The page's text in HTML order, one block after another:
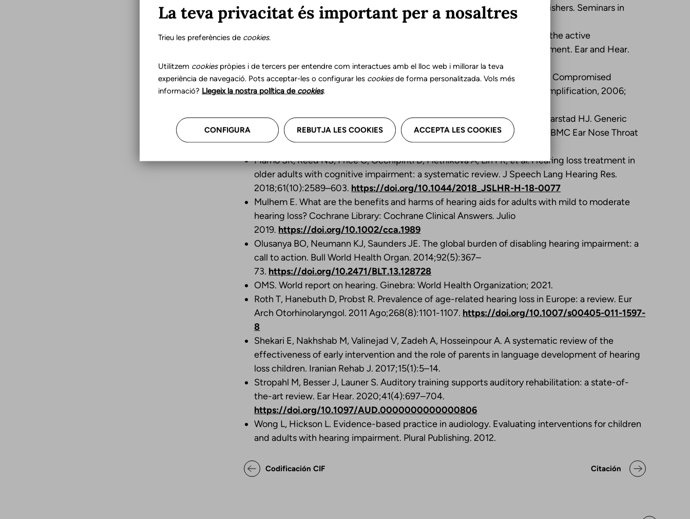
adult aural rehabilitation: that was then, this is now. Thieme Medical Publishers. Seminars in
hearing; 2019.
Hickson L, Worrall L, Scarinci N. A randomized controlled trial evaluating the active
communication education program for older people with hearing impairment. Ear and Hear.
2007;28(2):212-30.
Kricos P. Audiologic Management of Older Adults With Hearing Loss and Compromised
Cognitive /Psychoacoustic Auditory Processing Capabilities. Trends in Amplification, 2006;
Nordvik Ø, Laugen Heggdal PO, Brännström J, Vassbotn F, Aarstad AK, Aarstad HJ. Generic
quality of life in persons with hearing loss: a systematic literature review. BMC Ear Nose Throat
Disord. 2018;18:1.https://doi.org/10.1186/s12901-018-0051-6
Mamo SK, Reed NS, Price C, Occhipinti D, Pletnikova A, Lin FR,et al. Hearing loss treatment in
older adults with cognitive impairment: a systematic review. J Speech Lang Hearing Res.
2018;61(10):2589–603. https://doi.org/10.1044/2018_JSLHR-H-18-0077
Mulhem E. What are the benefits and harms of hearing aids for adults with mild to moderate
hearing loss? Cochrane Library: Cochrane Clinical Answers. Julio
2019. https://doi.org/10.1002/cca.1989
Olusanya BO, Neumann KJ, Saunders JE. The global burden of disabling hearing impairment: a
call to action. Bull World Health Organ. 2014;92(5):367–
73. https://doi.org/10.2471/BLT.13.128728
OMS. World report on hearing. Ginebra: World Health Organization; 2021.
Roth T, Hanebuth D, Probst R. Prevalence of age-related hearing loss in Europe: a review. Eur
Arch Otorhinolaryngol. 2011 Ago;268(8):1101-1107. https://doi.org/10.1007/s00405-011-1597-
8
Shekari E, Nakhshab M, Valinejad V, Zadeh A, Hosseinpour A. A systematic review of the
effectiveness of early intervention and the role of parents in language development of hearing
loss children. Iranian Rehab J. 2017;15(1):5–14.
Stropahl M, Besser J, Launer S. Auditory training supports auditory rehabilitation: a state-of-
the-art review. Ear Hear. 2020;41(4):697–704.
https://doi.org/10.1097/AUD.0000000000000806
Wong L, Hickson L. Evidence-based practice in audiology. Evaluating interventions for children
and adults with hearing impairment. Plural Publishing. 2012.
Enlaces transversales de Book para Declaración de
Codificación CIF Citación
La teva privacitat és important per a nosaltres
Trieu les preferències de cookies.
Utilitzem cookiespròpies i de tercers per entendre com interactues amb el lloc web i millorar la teva
experiència de navegació. Pots acceptar-les o configurar les cookiesde forma personalitzada. Vols més
informació? Llegeix la nostra política de cookies.
CONFIGURA REBUTJA LES COOKIES ACCEPTA LES COOKIES